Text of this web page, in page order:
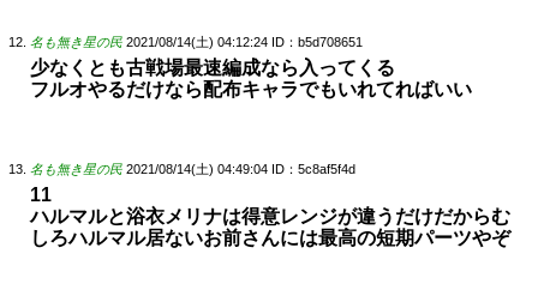
名も無き星の民 2021/08/14(土) 04:12:24 ID：b5d708651
少なくとも古戦場最速編成なら入ってくる
フルオやるだけなら配布キャラでもいれてればいい
名も無き星の民 2021/08/14(土) 04:49:04 ID：5c8af5f4d
11
ハルマルと浴衣メリナは得意レンジが違うだけだからむ
しろハルマル居ないお前さんには最高の短期パーツやぞ